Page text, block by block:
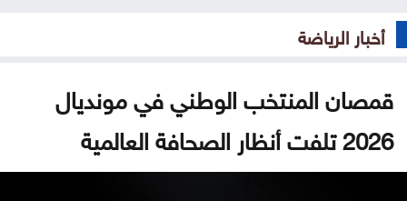
أخبار الرياضة
قمصان المنتخب الوطني في مونديال
2026 تلفت أنظار الصحافة العالمية